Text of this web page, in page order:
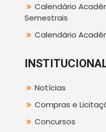
Calendário
Semestrais
Calendário
Notícias
Compras e
Concursos